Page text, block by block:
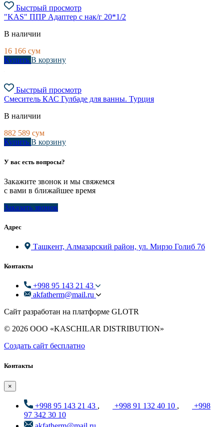
Быстрый просмотр
"KAS" ППР Адаптер с нак/г 20*1/2
В наличии
16 166 сум
Купить В корзину
Быстрый просмотр
Смеситель КАС Гулбаде для ванны. Турция
В наличии
882 589 сум
Купить В корзину
У вас есть вопросы?
Закажите звонок и мы свяжемся
с вами в ближайшее время
Заказать звонок
Адрес
Ташкент, Алмазарский район, ул. Мирзо Голиб 7б
Контакты
+998 95 143 21 43
akfatherm@mail.ru
Сайт разработан на платформе GLOTR
© 2026 ООО «KASCHILAR DISTRIBUTION»
Создать cайт бесплатно
Контакты
×
+998 95 143 21 43 , +998 91 132 40 10 ,
+998
97 342 30 10